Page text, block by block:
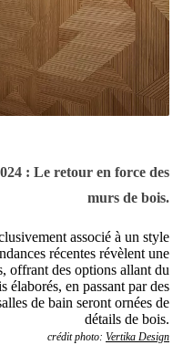
: Le retour en force des
murs de bois.
associé à un style
récentes révèlent une
offrant des options allant du
élaborés, en passant par des
de bain seront ornées de
détails de bois.
crédit photo: Vertika Design